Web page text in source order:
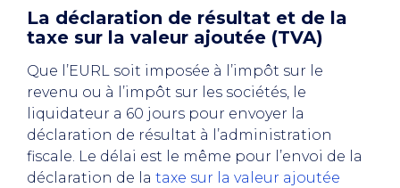
La déclaration de résultat et de la
taxe sur la valeur ajoutée (TVA)
Que l’EURL soit imposée à l’impôt sur le
revenu ou à l’impôt sur les sociétés, le
liquidateur a 60 jours pour envoyer la
déclaration de résultat à l’administration
fiscale. Le délai est le même pour l’envoi de la
déclaration de la taxe sur la valeur ajoutée